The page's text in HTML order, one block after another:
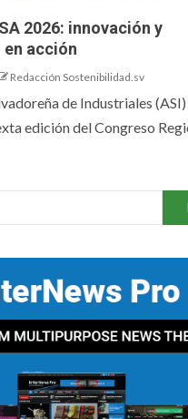
2026: innovación y
acción
Redacción Sostenibilidad.sv
de Industriales
edición del Congreso